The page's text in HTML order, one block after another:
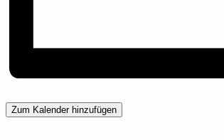
Zum Kalender hinzufügen